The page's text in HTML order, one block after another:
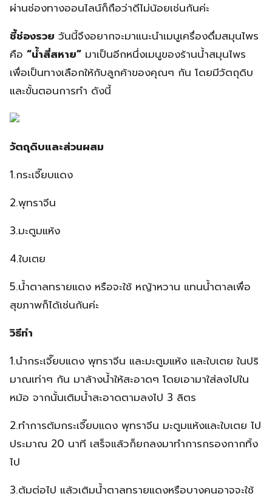
ผ่านช่องทางออนไลน์ก็ถือว่าดีไม่น้อยเช่นกันค่ะ
ชี้ช่องรวย วันนี้จึงอยากจะมาแนะนำเมนูเครื่องดื่มสมุนไพร
คือ “น้ำสี่สหาย” มาเป็นอีกหนึ่งเมนูของร้านน้ำสมุนไพร
เพื่อเป็นทางเลือกให้กับลูกค้าของคุณๆ กัน โดยมีวัตถุดิบ
และขั้นตอนการทำ ดังนี้
วัตถุดิบและส่วนผสม
1.กระเจี๊ยบแดง
2.พุทราจีน
3.มะตูมแห้ง
4.ใบเตย
5.น้ำตาลทรายแดง หรือจะใช้ หญ้าหวาน แทนน้ำตาลเพื่อ
สุขภาพก็ได้เช่นกันค่ะ
วิธีทำ
1.นำกระเจี๊ยบแดง พุทราจีน และมะตูมแห้ง และใบเตย ในปริ
มาณเท่าๆ กัน มาล้างน้ำให้สะอาดๆ โดยเอามาใส่ลงไปใน
หม้อ จากนั้นเติมน้ำสะอาดตามลงไป 3 ลิตร
2.ทำการต้มกระเจี๊ยบแดง พุทราจีน มะตูมแห้งและใบเตย ไป
ประมาณ 20 นาที เสร็จแล้วก็ยกลงมาทำการกรองกากทิ้ง
ไป
3.ต้มต่อไป แล้วเติมน้ำตาลทรายแดงหรือบางคนอาจจะใช้